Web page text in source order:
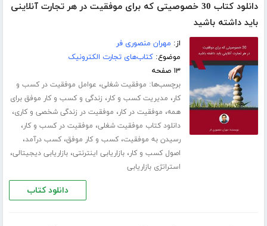
دانلود کتاب 30 خصوصیتی که برای موفقیت در هر تجارت آنلاینی
باید داشته باشید
از: مهران منصوری فر
موضوع:کتاب‌های تجارت الکترونیک
۱۳ صفحه
برچسب‌ها: موفقیت شغلی، عوامل موفقیت در کسب و
کار، مدیریت کسب و کار، زندگی و کسب و کار موفق برای
همه، موفقیت در کار، موفقیت در زندگی شخصی و کاری،
دانلود کتاب موفقیت شغلی، موفقیت در کسب و کار،
رسیدن به موفقیت،کسب و کار موفق،کسب درآمد،
اصول کسب و کار،بازاریابی اینترنتی،بازاریابی دیجیتالی،
استراتژی بازاریابی
دانلود کتاب